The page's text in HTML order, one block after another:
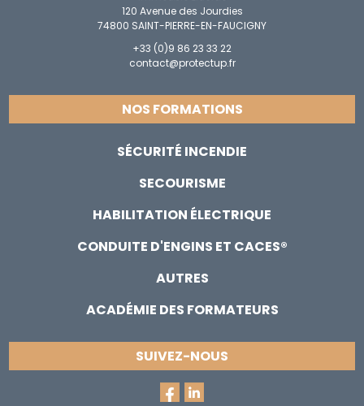
120 Avenue des Jourdies
74800 SAINT-PIERRE-EN-FAUCIGNY
+33 (0)9 86 23 33 22
contact@protectup.fr
NOS FORMATIONS
SÉCURITÉ INCENDIE
SECOURISME
HABILITATION ÉLECTRIQUE
CONDUITE D'ENGINS ET CACES®
AUTRES
ACADÉMIE DES FORMATEURS
SUIVEZ-NOUS